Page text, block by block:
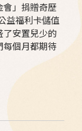
會」捐贈奇歷
益福利卡儲值
了安置兒少的
每個月都期待